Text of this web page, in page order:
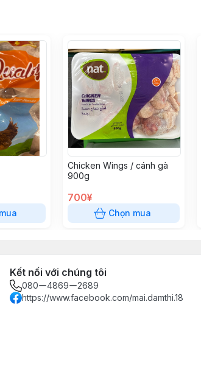
Chicken Wings / cánh gà
900g
700¥
Chọn mua
Kết nối với chúng tôi
080ー4869ー2689
https://www.facebook.com/mai.damthi.18